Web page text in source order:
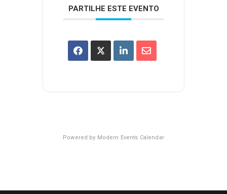
PARTILHE ESTE EVENTO
Powered by Modern Events Calendar